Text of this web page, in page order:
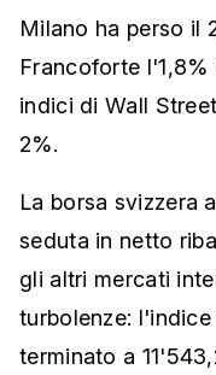
Milano ha perso il
Francoforte l'1,8%
indici di Wall
2%.
La borsa svizzera
seduta in netto
gli altri mercati
turbolenze:
terminato a